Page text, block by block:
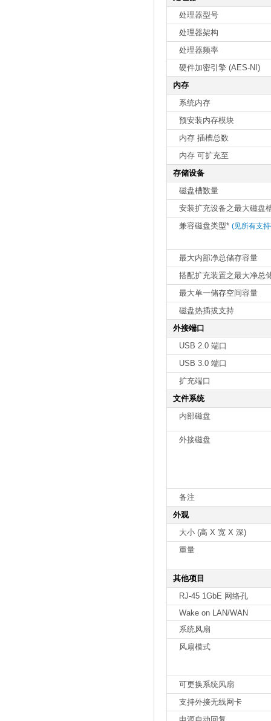
处理器型号
处理器架构
处理器频率
硬件加密引擎 (AES-NI)
内存
系统内存
预安装内存模块
内存 插槽总数
内存 可扩充至
存储设备
磁盘槽数量
安装扩充设备之最大磁盘
兼容磁盘类型* (见所有支
最大内部净总储存容量
搭配扩充装置之最大净总
最大单一储存空间容量
磁盘热插拔支持
外接端口
USB 2.0 端口
USB 3.0 端口
扩充端口
文件系统
内部磁盘
外接磁盘
备注
外观
大小 (高 X 宽 X 深)
重量
其他项目
RJ-45 1GbE 网络孔
Wake on LAN/WAN
系统风扇
风扇模式
可更换系统风扇
支持外接无线网卡